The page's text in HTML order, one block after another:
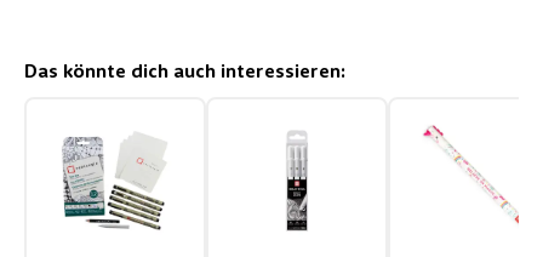
Das könnte dich auch interessieren: